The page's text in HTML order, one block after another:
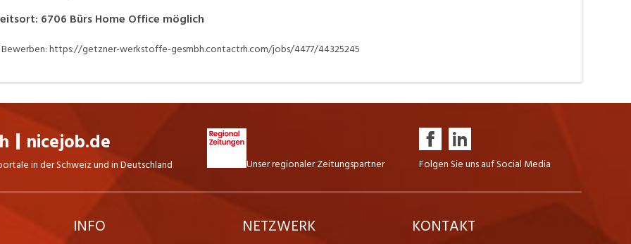
: 6706 Bürs Home Office möglich
Bewerben: https://getzner-werkstoffe-gesmbh.contactrh.com/jobs/4477/44325245
nicejob.de
in der Schweiz und in Deutschland Unser regionaler Zeitungspartner Folgen Sie uns auf Social Media
INFO NETZWERK KONTAKT